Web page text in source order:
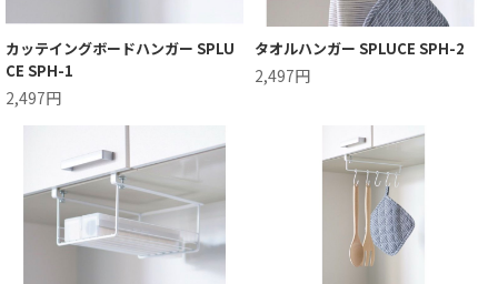
カッテイングボードハンガー SPLU
CE SPH-1
2,497円
タオルハンガー SPLUCE SPH-2
2,497円